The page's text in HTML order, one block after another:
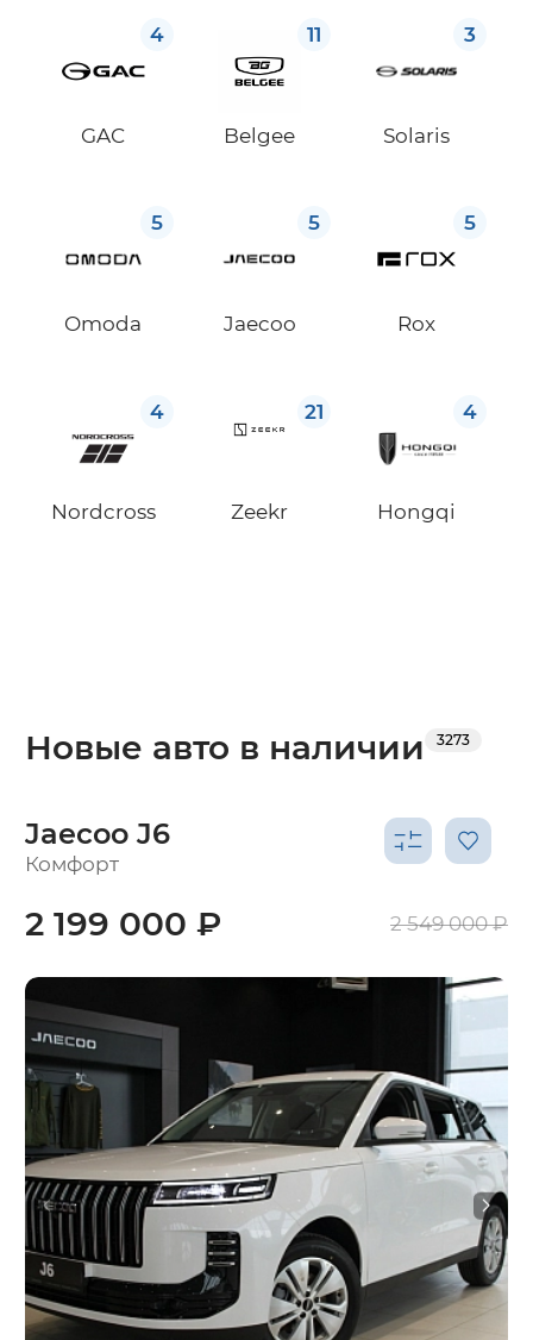
4
GAC
11
Belgee
3
Solaris
5
Omoda
5
Jaecoo
5
Rox
4
Nordcross
21
Zeekr
4
Hongqi
Новые авто в наличии 3273
Jaecoo J6
Комфорт
2 199 000 ₽ 2 549 000 ₽